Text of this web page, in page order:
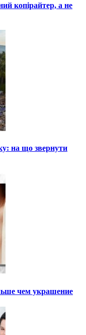
копірайтер, а не
на що звернути
чем украшение